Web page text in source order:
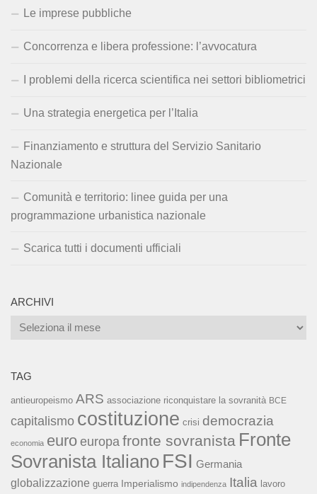
Le imprese pubbliche
Concorrenza e libera professione: l’avvocatura
I problemi della ricerca scientifica nei settori bibliometrici
Una strategia energetica per l’Italia
Finanziamento e struttura del Servizio Sanitario
Nazionale
Comunità e territorio: linee guida per una
programmazione urbanistica nazionale
Scarica tutti i documenti ufficiali
ARCHIVI
Archivi
TAG
antieuropeismo ARS associazione riconquistare la sovranità BCE
capitalismo costituzione crisi democrazia
economia euro europa fronte sovranista Fronte
Sovranista Italiano FSI Germania
globalizzazione guerra Imperialismo indipendenza Italia lavoro